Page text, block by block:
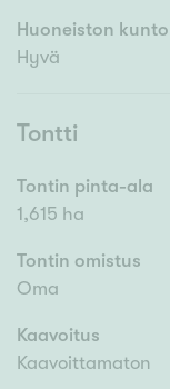
Huoneiston kunto
Hyvä
Tontti
Tontin pinta-ala
1,615 ha
Tontin omistus
Oma
Kaavoitus
Kaavoittamaton